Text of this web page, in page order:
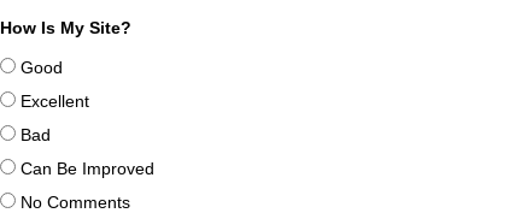
How Is My Site?
Good
Excellent
Bad
Can Be Improved
No Comments